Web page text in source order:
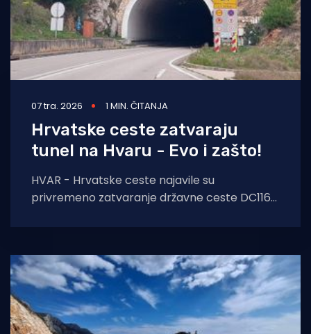
07 tra. 2026 1 MIN. ČITANJA
Hrvatske ceste zatvaraju
tunel na Hvaru - Evo i zašto!
HVAR - Hrvatske ceste najavile su
privremeno zatvaranje državne ceste DC116
obavljanja redovnih servisa